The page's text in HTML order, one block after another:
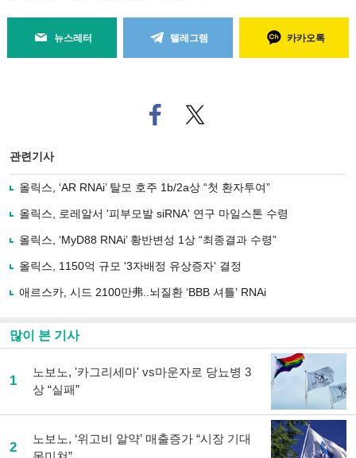
뉴스레터 텔레그램 카카오톡
페
이
로
기
사
유
기
트위
터로
관련기사
올릭스, ‘AR RNAi’ 탈모 호주 1b/2a상 “첫 환자투여”
올릭스, 로레알서 '피부모발 siRNA' 연구 마일스톤 수령
올릭스, ‘MyD88 RNAi’ 황반변성 1상 “최종결과 수령”
올릭스, 1150억 규모 '3자배정 유상증자' 결정
애르스카, 시드 2100만弗..뇌질환 ‘BBB 셔틀’ RNAi
많이 본 기사
1
노보노, '카그리세마' vs마운자로 당뇨병 3
상 “실패”
2
노보노, ‘위고비 알약’ 매출증가 “시장 기대